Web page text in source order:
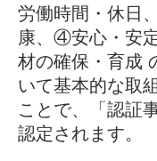
労働時間・休日
康、④安心・安
材の確保・育成
いて基本的な取
ことで、「認証
認定されます。